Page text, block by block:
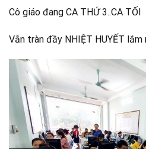
Cô giáo đang CA THỨ 3..CA TỐI
Vẫn tràn đầy NHIỆT HUYẾT lắm